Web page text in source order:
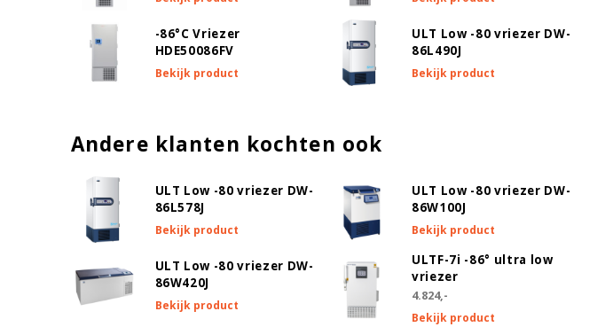
Alarm bij stroomuitval
Waarschuwingssignaal bij storing Ja
CO2 Back-up voorbereiding Ja
Aantal verstelbare vries compartimenten
Aantal verstelbare RvS plateaus
Slot d.m.v. sleutel Ja
Deurscharniering
Temp. Datalogger opslag n.v.t.
Data exporteren via USB Ja
-86°C Vriezer
HDE50086FV
Bekijk product
ULT Low -80 vriezer DW-
86L490J
Bekijk product
Andere klanten kochten ook
ULT Low -80 vriezer DW-
86L578J
Bekijk product
ULT Low -80 vriezer DW-
86W100J
Bekijk product
ULT Low -80 vriezer DW-
86W420J
Bekijk product
ULTF-7i -86° ultra low
vriezer
4.824,-
Bekijk product